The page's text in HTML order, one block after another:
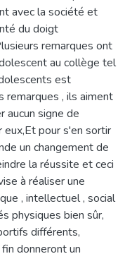
avec la société et
du doigt
remarques ont
au collège tel
est
remarques , ils aiment
signe de
eux,Et pour s'en sortir
un changement de
la réussite et ceci
à réaliser une
, intellectuel , social
physiques bien sûr,
différents,
donneront un